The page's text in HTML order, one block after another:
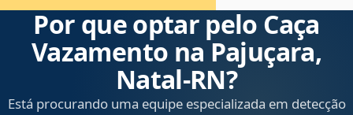
Por que optar pelo Caça
Vazamento na Pajuçara,
Natal‑RN?
Está procurando uma equipe especializada em detecção